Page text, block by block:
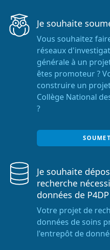
Je souhaite
Vous souhaitez
réseaux
générale à un
êtes promoteur ?
construire un
Collège National
?
Je souhaite
recherche
données de P4DP
Votre projet de
données de soins
l'entrepôt de